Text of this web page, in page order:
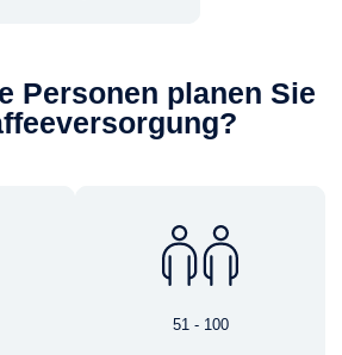
Personen planen Sie
51 - 100